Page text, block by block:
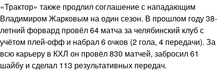
«Трактор» также продлил соглашение с нападающим
Владимиром Жарковым на один сезон. В прошлом году 38-
летний форвард провёл 64 матча за челябинский клуб с
учётом плей-офф и набрал 6 очков (2 гола, 4 передачи). За
всю карьеру в КХЛ он провёл 830 матчей, забросил 61
шайбу и сделал 113 результативных передач.